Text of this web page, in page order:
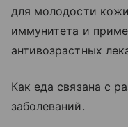
для молодости
иммунитета и
антивозрастных
Как еда связана с
заболеваний.